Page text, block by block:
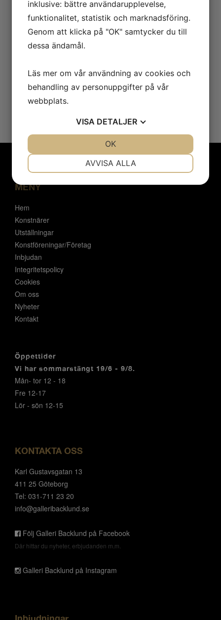
vårt hem. Det jag vill förmedla är ett riktigt hem och
inte ett man kan se i ett inredningsmagasin. Stök
och röra är en del av vardagen för en barnfamilj
och det är en oändlig kamp där man alltid ligger
se ut eller vad man gör när man helt enkelt inte
MENY
Hem
Konstnärer
Utställningar
Konstföreningar/Företag
Inbjudan
Integritetspolicy
Cookies
Om oss
Nyheter
Kontakt
Öppettider
Vi har sommarstängt 19/6 - 9/8.
Mån- tor 12 - 18
Fre 12-17
Lör - sön 12-15
KONTAKTA OSS
Karl Gustavsgatan 13
411 25 Göteborg
Tel: 031-711 23 20
info@galleribacklund.se
Följ Galleri Backlund på Facebook
Där hittar du nyheter, erbjudanden m.m.
Galleri Backlund på Instagram
inklusive: bättre användarupplevelse,
funktionalitet, statistik och marknadsföring.
Genom att klicka på "OK" samtycker du till
dessa ändamål.
Läs mer om vår användning av cookies och
behandling av personuppgifter på vår
webbplats.
VISA DETALJER
AVVISA ALLA
OK